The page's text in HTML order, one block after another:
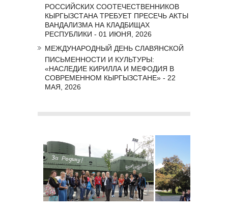
РОССИЙСКИХ СООТЕЧЕСТВЕННИКОВ
КЫРГЫЗСТАНА ТРЕБУЕТ ПРЕСЕЧЬ АКТЫ
ВАНДАЛИЗМА НА КЛАДБИЩАХ
РЕСПУБЛИКИ - 01 ИЮНЯ, 2026
МЕЖДУНАРОДНЫЙ ДЕНЬ СЛАВЯНСКОЙ
ПИСЬМЕННОСТИ И КУЛЬТУРЫ:
«НАСЛЕДИЕ КИРИЛЛА И МЕФОДИЯ В
СОВРЕМЕННОМ КЫРГЫЗСТАНЕ» - 22
МАЯ, 2026